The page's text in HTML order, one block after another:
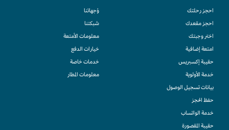
احجز رحلتك
احجز مقعدك
اختر وجبتك
امتعة إضافية
حقيبة إكسبريس
خدمة الأولوية
بيانات تسجيل الوصول
حفظ الحجز
خدمة الواتساب
حقيبة المقصورة
وُجهاتنا
شبكتنا
معلومات الأمتعة
خيارات الدفع
خدمات خاصة
معلومات المطار